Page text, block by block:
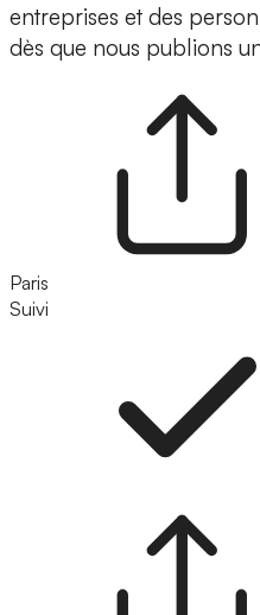
entreprises et des
dès que nous publions
Paris
Suivi